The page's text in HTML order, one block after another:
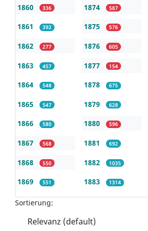
1860 336
1861 392
1862 277
1863 457
1864 548
1865 547
1866 580
1867 568
1868 550
1869 551
1874 587
1875 576
1876 605
1877 154
1878 675
1879 628
1880 596
1881 692
1882 1035
1883 1314
Sortierung: